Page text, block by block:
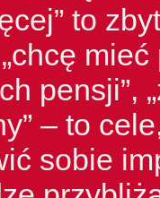
to
pensji”,
– to
sobie